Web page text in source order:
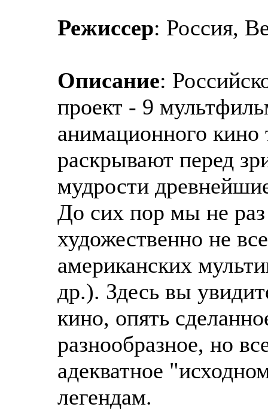
Режиссер: Россия,
Описание:
проект - 9
анимационного кино
раскрывают перед
мудрости
До сих пор мы не раз
художественно не
американских
др.). Здесь вы
кино, опять
разнообразное, но
адекватное
легендам.